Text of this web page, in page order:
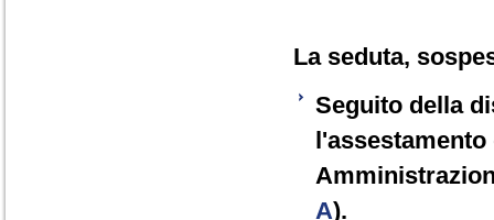
La seduta,
Seguito della
A).